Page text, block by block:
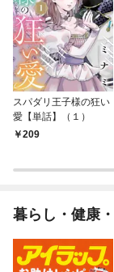
スパダリ王子様の狂い
愛【単話】（１）
209
暮らし・健康